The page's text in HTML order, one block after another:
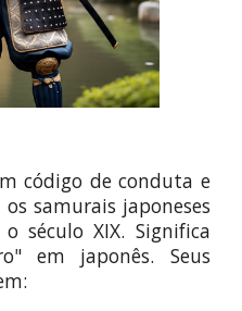
de conduta e
samurais japoneses
século XIX. Significa
em japonês. Seus